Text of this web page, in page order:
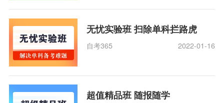
无忧实验班 扫除单科拦路虎
自考365 2022-01-16
超值精品班 随报随学